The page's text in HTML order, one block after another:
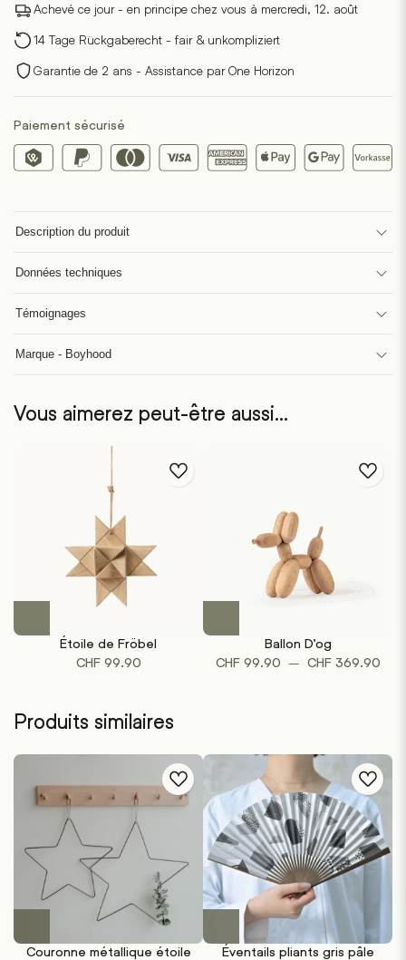
Bear
Petit
Achevé ce jour - en principe chez vous à mercredi, 12. août
14 Tage Rückgaberecht - fair & unkompliziert
Garantie de 2 ans - Assistance par One Horizon
Paiement sécurisé
Description du produit
Données techniques
Témoignages
Marque - Boyhood
Vous aimerez peut-être aussi…
Étoile de Fröbel
CHF99.90
plusieurs
choisies
sur
la
page
du
produit
Ballon D’og
CHF99.90 – CHF369.90
Produits similaires
Couronne métallique étoile
Éventails pliants gris pâle